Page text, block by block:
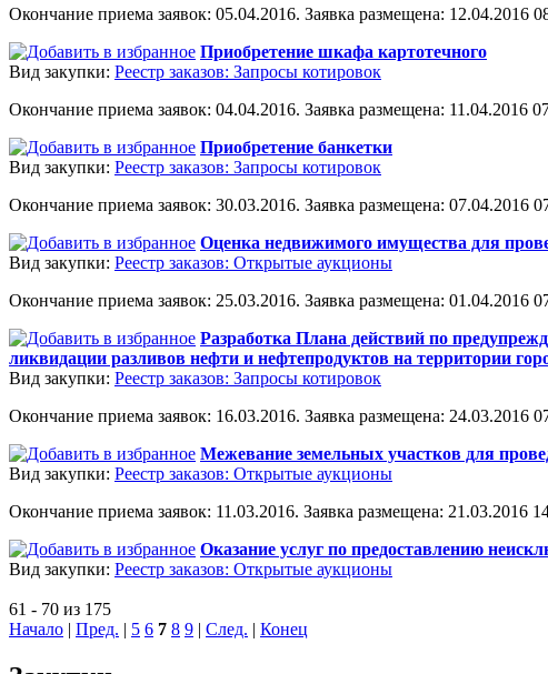
Окончание приема заявок: 05.04.2016. Заявка размещена: 12.04.2016
Приобретение шкафа картотечного
Вид закупки: Реестр заказов: Запросы котировок
Окончание приема заявок: 04.04.2016. Заявка размещена: 11.04.2016
Приобретение банкетки
Вид закупки: Реестр заказов: Запросы котировок
Окончание приема заявок: 30.03.2016. Заявка размещена: 07.04.2016
Оценка недвижимого имущества для
Вид закупки: Реестр заказов: Открытые аукционы
Окончание приема заявок: 25.03.2016. Заявка размещена: 01.04.2016
Разработка Плана действий по
ликвидации разливов нефти и нефтепродуктов на территории
Вид закупки: Реестр заказов: Запросы котировок
Окончание приема заявок: 16.03.2016. Заявка размещена: 24.03.2016
Межевание земельных участков для
Вид закупки: Реестр заказов: Открытые аукционы
Окончание приема заявок: 11.03.2016. Заявка размещена: 21.03.2016
Оказание услуг по предоставлению
Вид закупки: Реестр заказов: Открытые аукционы
61 - 70 из 175
Начало | Пред. | 5 6 7 8 9 | След. | Конец